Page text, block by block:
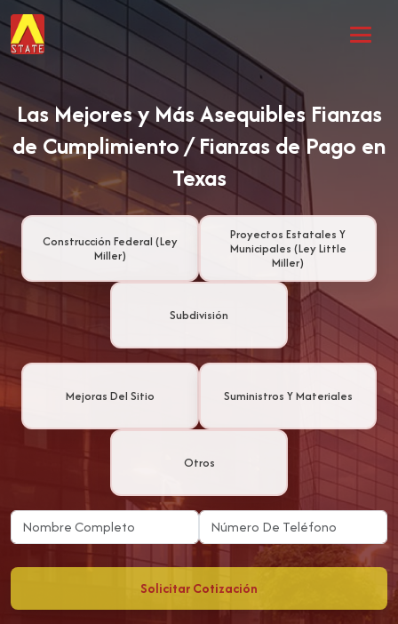
Las Mejores y Más Asequibles Fianzas
de Cumplimiento / Fianzas de Pago en
Texas
Construcción Federal (Ley
Miller)
Proyectos Estatales Y
Municipales (Ley Little
Miller)
Subdivisión
Mejoras Del Sitio Suministros Y Materiales
Otros
Solicitar Cotización